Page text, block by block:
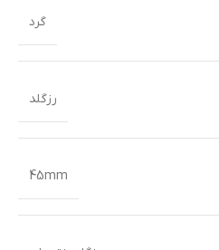
گرد
رزگلد
45mm